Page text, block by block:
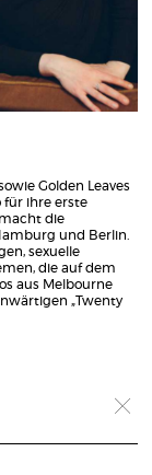
Golden Leaves
für ihre erste
die
und Berlin.
sexuelle
die auf dem
aus Melbourne
„Twenty